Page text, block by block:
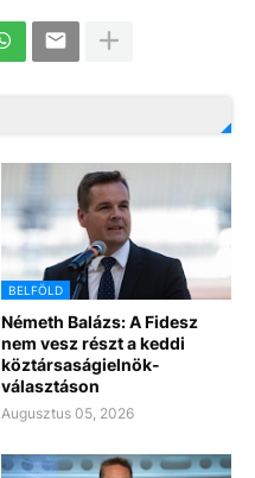
BELFÖLD
Németh Balázs: A Fidesz
nem vesz részt a keddi
köztársaságielnök-
választáson
Augusztus 05, 2026